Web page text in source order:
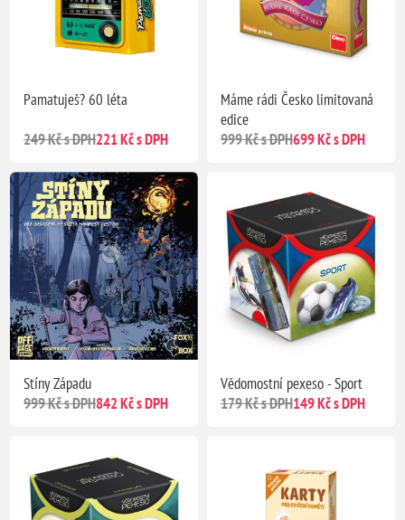
Pamatuješ? 60 léta
249 Kč s DPH221 Kč s DPH
Máme rádi Česko limitovaná
edice
999 Kč s DPH699 Kč s DPH
Stíny Západu
999 Kč s DPH842 Kč s DPH
Vědomostní pexeso - Sport
179 Kč s DPH149 Kč s DPH